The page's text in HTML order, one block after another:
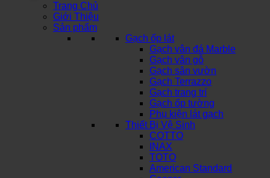
Trang Chủ
Giới Thiệu
Sản phẩm
Gạch ốp lát
Gạch vân đá Marble
Gạch vân gỗ
Gạch sân vườn
Gạch Terrazzo
Gạch trang trí
Gạch ốp tường
Phụ kiện lát gạch
Thiết Bị Vệ Sinh
COTTO
INAX
TOTO
American Standard